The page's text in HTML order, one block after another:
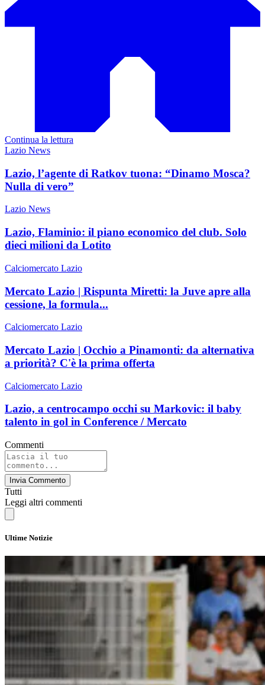
Continua la lettura
Lazio News
Lazio, l’agente di Ratkov tuona: “Dinamo Mosca?
Nulla di vero”
Lazio News
Lazio, Flaminio: il piano economico del club. Solo
dieci milioni da Lotito
Calciomercato Lazio
Mercato Lazio | Rispunta Miretti: la Juve apre alla
cessione, la formula...
Calciomercato Lazio
Mercato Lazio | Occhio a Pinamonti: da alternativa
a priorità? C'è la prima offerta
Calciomercato Lazio
Lazio, a centrocampo occhi su Markovic: il baby
talento in gol in Conference / Mercato
Commenti
Invia Commento
Tutti
Leggi altri commenti
Ultime Notizie